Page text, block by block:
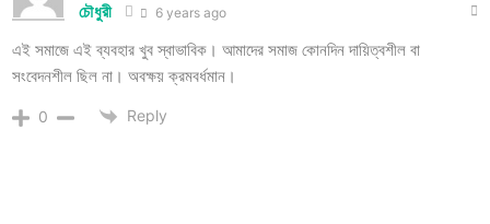
চৌধুরী 6 years ago
এই সমাজে এই ব্যবহার খুব স্বাভাবিক। আমাদের সমাজ কোনদিন দায়িত্বশীল বা
সংবেদনশীল ছিল না। অবক্ষয় ক্রমবর্ধমান।
0 Reply